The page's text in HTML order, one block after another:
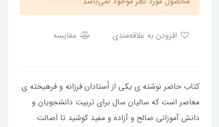
مقایسه
كتاب حاضر نوشته‏ ى يكى از اُستادان فرزانه و فرهيخته‏ ى
معاصر است كه ساليان سال براى تربيت دانش‏جويان و
دانش‏ آموزانى صالح و آزاده و مفيد كوشيد تا اَصالت